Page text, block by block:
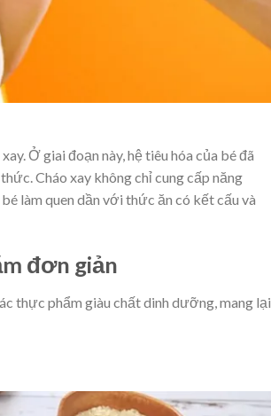
Ở giai đoạn này, hệ tiêu hóa của bé đã
Cháo xay không chỉ cung cấp năng
làm quen dần với thức ăn có kết cấu và
đơn giản
thực phẩm giàu chất dinh dưỡng, mang lại